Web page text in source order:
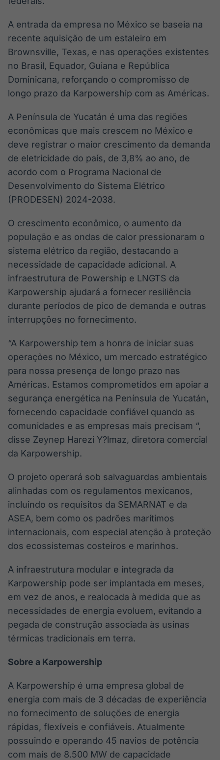
A entrada da empresa no México se baseia na
recente aquisição de um estaleiro em
Brownsville, Texas, e nas operações existentes
no Brasil, Equador, Guiana e República
Dominicana, reforçando o compromisso de
longo prazo da Karpowership com as Américas.
A Península de Yucatán é uma das regiões
econômicas que mais crescem no México e
deve registrar o maior crescimento da demanda
de eletricidade do país, de 3,8% ao ano, de
acordo com o Programa Nacional de
Desenvolvimento do Sistema Elétrico
(PRODESEN) 2024-2038.
O crescimento econômico, o aumento da
população e as ondas de calor pressionaram o
sistema elétrico da região, destacando a
necessidade de capacidade adicional. A
infraestrutura de Powership e LNGTS da
Karpowership ajudará a fornecer resiliência
durante períodos de pico de demanda e outras
interrupções no fornecimento.
“A Karpowership tem a honra de iniciar suas
operações no México, um mercado estratégico
para nossa presença de longo prazo nas
Américas. Estamos comprometidos em apoiar a
segurança energética na Península de Yucatán,
fornecendo capacidade confiável quando as
comunidades e as empresas mais precisam “,
disse Zeynep Harezi Y?lmaz, diretora comercial
da Karpowership.
O projeto operará sob salvaguardas ambientais
alinhadas com os regulamentos mexicanos,
incluindo os requisitos da SEMARNAT e da
ASEA, bem como os padrões marítimos
internacionais, com especial atenção à proteção
dos ecossistemas costeiros e marinhos.
A infraestrutura modular e integrada da
Karpowership pode ser implantada em meses,
em vez de anos, e realocada à medida que as
necessidades de energia evoluem, evitando a
pegada de construção associada às usinas
térmicas tradicionais em terra.
Sobre a Karpowership
A Karpowership é uma empresa global de
energia com mais de 3 décadas de experiência
no fornecimento de soluções de energia
rápidas, flexíveis e confiáveis. Atualmente
possuindo e operando 45 navios de potência
com mais de 8.500 MW de capacidade